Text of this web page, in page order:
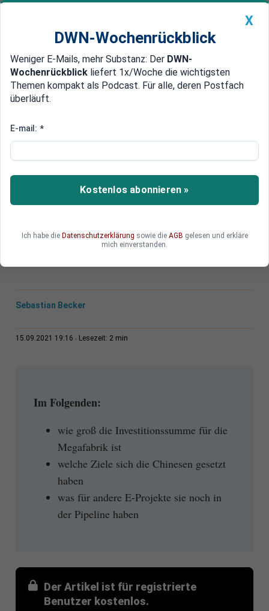
Newsticker MEIN DWN: Geldanlage Premium
Edelmetalle DWN-Magazin China
Chinesischer Welt-Gigant für E-
Mega-Fabrik
Der weltgrößte Hersteller von E-Batterien, CEL
aus China, setzt weiter neue Maßstäbe. Das
Europa und Nordamerika mit einem neuen
Sebastian Becker
15.09.2021 19:16 Lesezeit: 2 min
Im Folgenden:
wie groß die Investitionssumme für die
Megafabrik ist
welche Ziele sich die Chinesen gesetzt
haben
was für andere E-Projekte sie noch in
der Pipeline haben
Der Artikel ist für registrierte
Benutzer kostenlos.
X
DWN-Wochenrückblick
Weniger E-Mails, mehr Substanz: Der DWN-
Wochenrückblick liefert 1x/Woche die wichtigsten
Themen kompakt als Podcast. Für alle, deren Postfach
überläuft.
E-mail: *
Kostenlos abonnieren »
Ich habe die Datenschutzerklärung sowie die AGB gelesen und erkläre
mich einverstanden.